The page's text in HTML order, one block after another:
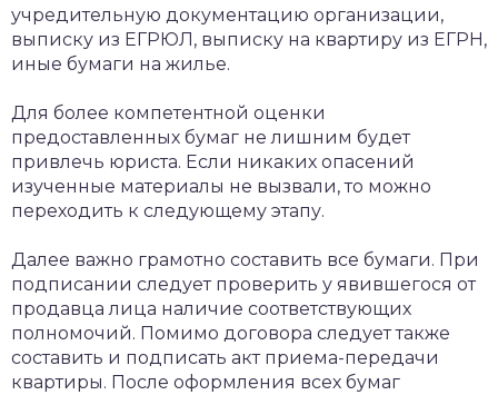
учредительную документацию организации,
выписку из ЕГРЮЛ, выписку на квартиру из ЕГРН,
иные бумаги на жилье.
Для более компетентной оценки
предоставленных бумаг не лишним будет
привлечь юриста. Если никаких опасений
изученные материалы не вызвали, то можно
переходить к следующему этапу.
Далее важно грамотно составить все бумаги. При
подписании следует проверить у явившегося от
продавца лица наличие соответствующих
полномочий. Помимо договора следует также
составить и подписать акт приема-передачи
квартиры. После оформления всех бумаг